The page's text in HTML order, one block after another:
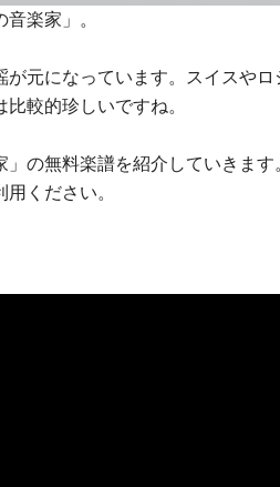
楽家」。
が元になっています。スイスや
較的珍しいですね。
」の無料楽譜を紹介していきま
ください。